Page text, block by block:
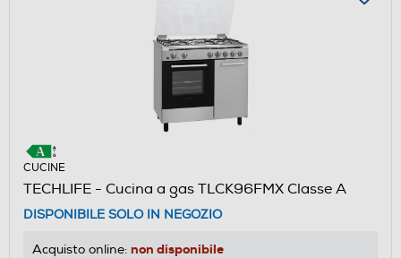
CUCINE
TECHLIFE - Cucina a gas TLCK96FMX Classe A
DISPONIBILE SOLO IN NEGOZIO
Acquisto online: non disponibile